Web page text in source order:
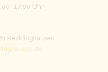
Uhr
Recklinghausen